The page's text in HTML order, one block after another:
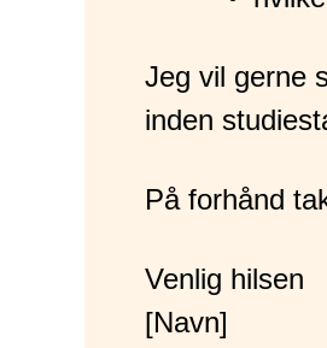
Jeg vil gerne
inden
På forhånd
Venlig hilsen
[Navn]